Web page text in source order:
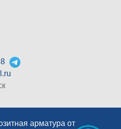
арматура от